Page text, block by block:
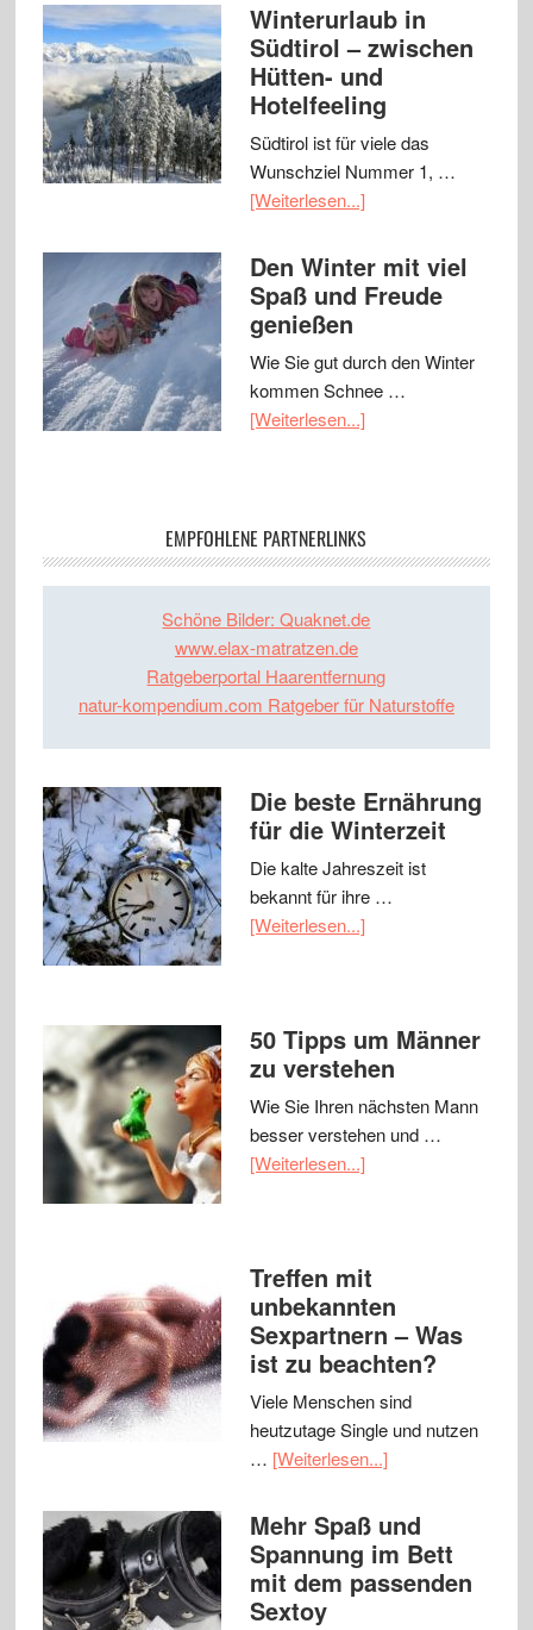
Winterurlaub in
Südtirol – zwischen
Hütten- und
Hotelfeeling
Südtirol ist für viele das
Wunschziel Nummer 1, …
[Weiterlesen...]
Den Winter mit viel
Spaß und Freude
genießen
Wie Sie gut durch den Winter
kommen Schnee …
[Weiterlesen...]
EMPFOHLENE PARTNERLINKS
Schöne Bilder: Quaknet.de
www.elax-matratzen.de
Ratgeberportal Haarentfernung
natur-kompendium.com Ratgeber für Naturstoffe
Die beste Ernährung
für die Winterzeit
Die kalte Jahreszeit ist
bekannt für ihre …
[Weiterlesen...]
50 Tipps um Männer
zu verstehen
Wie Sie Ihren nächsten Mann
besser verstehen und …
[Weiterlesen...]
Treffen mit
unbekannten
Sexpartnern – Was
ist zu beachten?
Viele Menschen sind
heutzutage Single und nutzen
… [Weiterlesen...]
Mehr Spaß und
Spannung im Bett
mit dem passenden
Sextoy